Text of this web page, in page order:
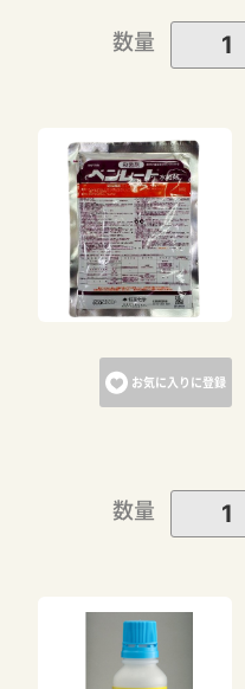
数量
お気に入りに登録
数量